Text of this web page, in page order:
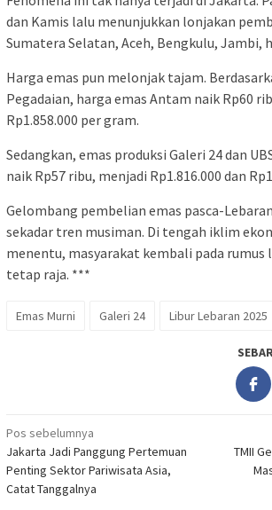
“Alhamdulillah, animo masyarakat tinggi.
mencari emas batangan 5 hingga 100
Pegadaian mencatat lonjakan pembelian
Galeri 24. Menurut Dwi, emas masih
BACA JUGA:Libur Lebaran, Momentum
Produk investasi
Selain tahan inflasi, sifatnya yang likuid
berlanjut seiring kenaikan harga emas di
Sementara itu, untuk menjawab kebutuhan
Pegadaian menawarkan berbagai produk
emas. Mulai dari cicil emas, tabungan
“Emas tetap jadi investasi favorit lintas
Amanda, 28 tahun, salah satu nasabah
yang memilih menukar sisa Tunjangan Hari